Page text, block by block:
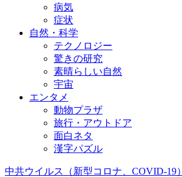
病気
症状
自然・科学
テクノロジー
驚きの研究
素晴らしい自然
宇宙
エンタメ
動物プラザ
旅行・アウトドア
面白ネタ
漢字パズル
中共ウイルス（新型コロナ、COVID-19）